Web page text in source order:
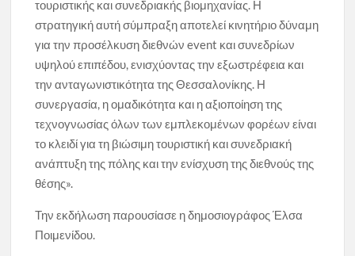
τουριστικής και συνεδριακής βιομηχανίας. Η
στρατηγική αυτή σύμπραξη αποτελεί κινητήριο δύναμη
για την προσέλκυση διεθνών event και συνεδρίων
υψηλού επιπέδου, ενισχύοντας την εξωστρέφεια και
την ανταγωνιστικότητα της Θεσσαλονίκης. Η
συνεργασία, η ομαδικότητα και η αξιοποίηση της
τεχνογνωσίας όλων των εμπλεκομένων φορέων είναι
το κλειδί για τη βιώσιμη τουριστική και συνεδριακή
ανάπτυξη της πόλης και την ενίσχυση της διεθνούς της
θέσης».
Την εκδήλωση παρουσίασε η δημοσιογράφος Έλσα
Ποιμενίδου.